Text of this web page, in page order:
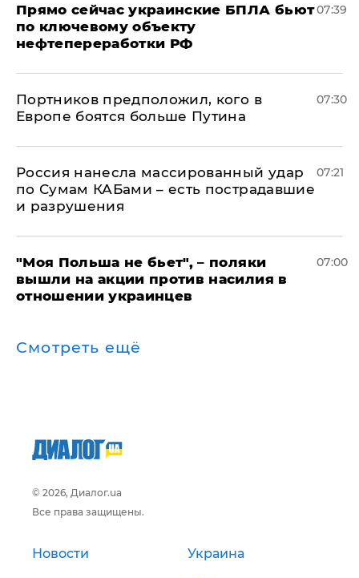
Прямо сейчас украинские БПЛА бьют
по ключевому объекту
нефтепереработки РФ
07:39
Портников предположил, кого в
Европе боятся больше Путина
07:30
Россия нанесла массированный удар
по Сумам КАБами – есть пострадавшие
и разрушения
07:21
"Моя Польша не бьет", – поляки
вышли на акции против насилия в
отношении украинцев
07:00
Смотреть ещё
© 2026, Диалог.ua
Все права защищены.
Новости Украина